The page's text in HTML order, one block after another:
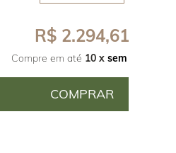
R$ 2.294,61
Compre em até 10 x sem juros
COMPRAR